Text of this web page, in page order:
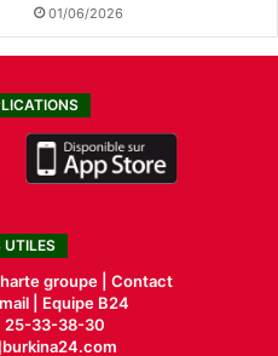
01/06/2026
UTILES
groupe | Contact
|
Equipe B24
25-33-38-30